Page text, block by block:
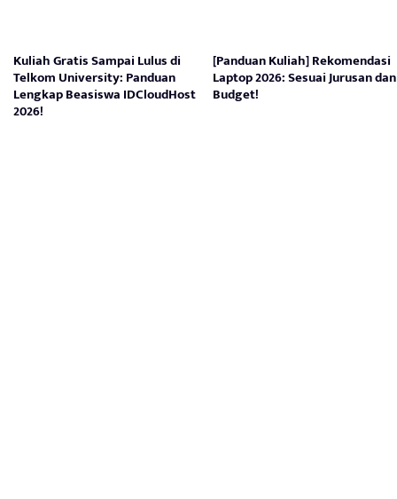
Kuliah Gratis Sampai Lulus di
Telkom University: Panduan
Lengkap Beasiswa IDCloudHost
2026!
[Panduan Kuliah] Rekomendasi
Laptop 2026: Sesuai Jurusan dan
Budget!